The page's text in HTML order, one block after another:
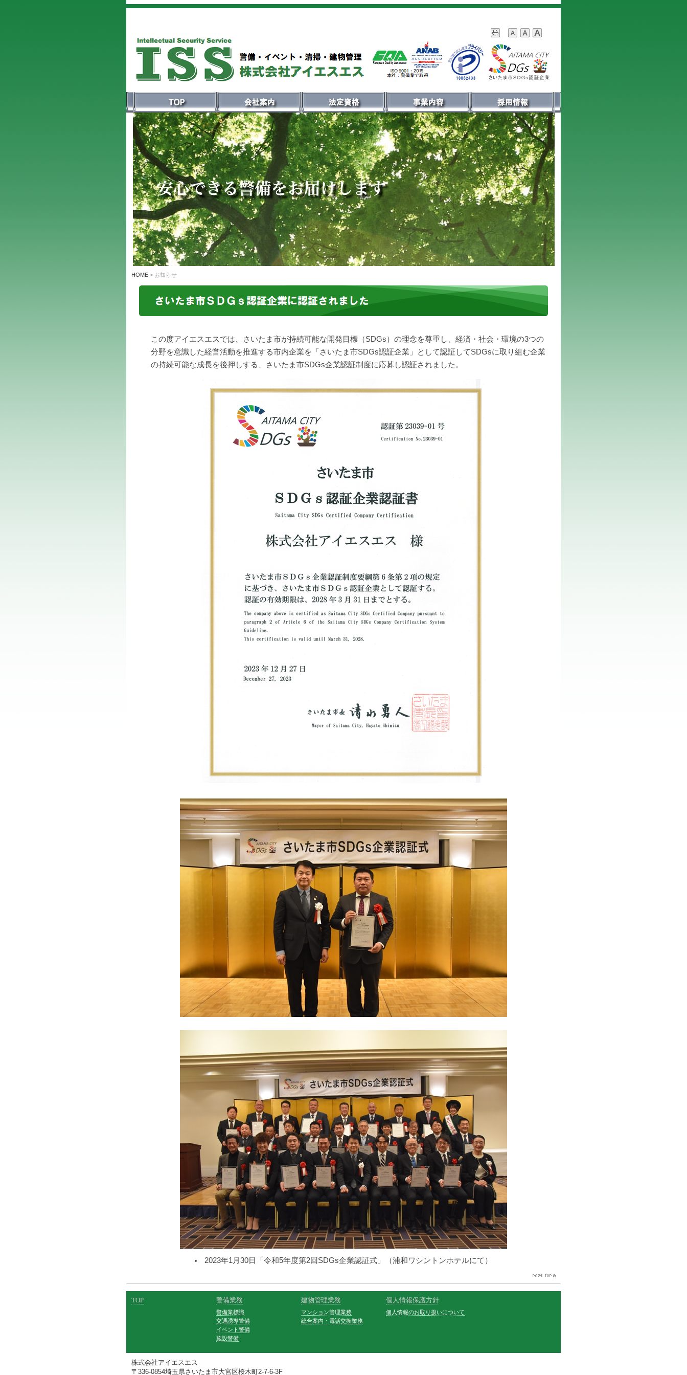
HOME > お知らせ
この度アイエスエスでは、さいたま市が持続可能な開発目標（SDGs）の理念を尊重し、経済・社会・環境の3つの
分野を意識した経営活動を推進する市内企業を「さいたま市SDGs認証企業」として認証してSDGsに取り組む企業
の持続可能な成長を後押しする、さいたま市SDGs企業認証制度に応募し認証されました。
2023年1月30日「令和5年度第2回SDGs企業認証式」（浦和ワシントンホテルにて）
TOP 警備業務
警備業標識
交通誘導警備
イベント警備
施設警備
建物管理業務
マンション管理業務
総合案内・電話交換業務
個人情報保護方針
個人情報のお取り扱いについて
株式会社アイエスエス
〒336-0854埼玉県さいたま市大宮区桜木町2-7-6-3F